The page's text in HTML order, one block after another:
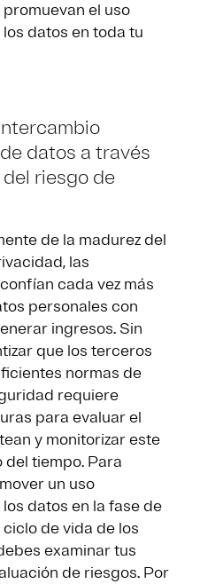
el uso
datos en toda tu
datos a través
riesgo de
de la madurez del
las
cada vez más
personales con
ingresos. Sin
que los terceros
normas de
requiere
para evaluar el
y monitorizar este
del tiempo. Para
un uso
datos en la fase de
de vida de los
examinar tus
de riesgos. Por